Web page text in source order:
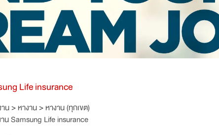
Life insurance
น>หางาน>หางาน (ทุกเขต)
น Samsung Life insurance